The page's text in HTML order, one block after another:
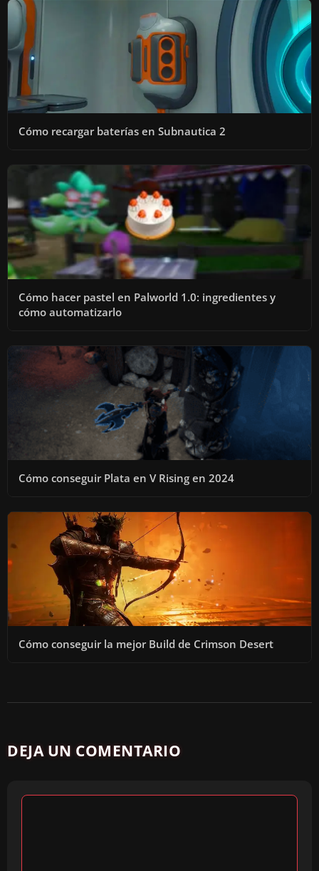
Cómo recargar baterías en Subnautica 2
Cómo hacer pastel en Palworld 1.0: ingredientes y
cómo automatizarlo
Cómo conseguir Plata en V Rising en 2024
Cómo conseguir la mejor Build de Crimson Desert
DEJA UN COMENTARIO